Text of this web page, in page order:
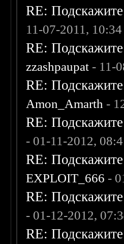
RE:
11-07-2011,
RE:
zzashpaupat - 11-
RE:
Amon_Amarth -
RE:
- 01-11-2012,
RE:
EXPLOIT_666 -
RE:
- 01-12-2012,
RE: